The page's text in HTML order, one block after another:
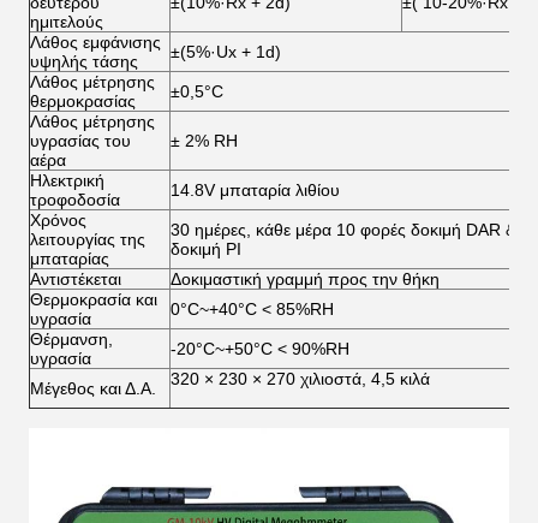
ημιτελούς
Λάθος εμφάνισης
υψηλής τάσης
±(5%·Ux + 1d)
Λάθος μέτρησης
θερμοκρασίας
±0,5°C
Λάθος μέτρησης
υγρασίας του
αέρα
± 2% RH
Ηλεκτρική
τροφοδοσία
14.8V μπαταρία λιθίου
Χρόνος
λειτουργίας της
μπαταρίας
30 ημέρες, κάθε μέρα 10 φορές δοκιμή DAR & 5
δοκιμή PI
Αντιστέκεται
Δοκιμαστική γραμμή προς την θήκη
Θερμοκρασία και
υγρασία
0°C~+40°C < 85%RH
Θέρμανση,
υγρασία
-20°C~+50°C < 90%RH
Μέγεθος και Δ.Α. 320 × 230 × 270 χιλιοστά, 4,5 κιλά